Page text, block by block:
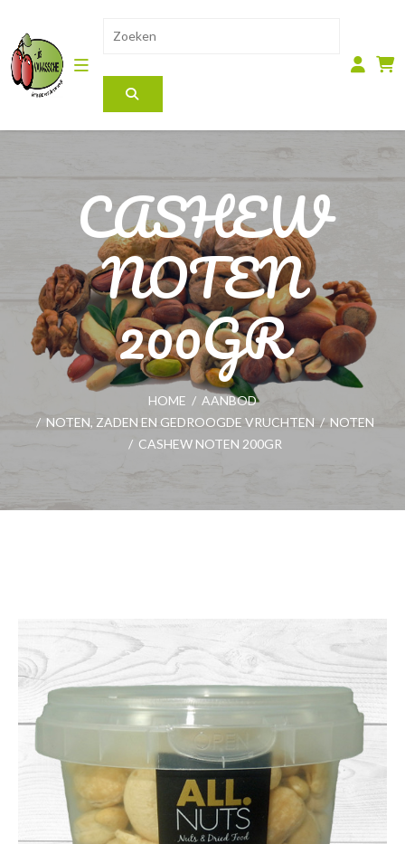
CASHEW
NOTEN
200GR
HOME / AANBOD
/ NOTEN, ZADEN EN GEDROOGDE VRUCHTEN / NOTEN
/ CASHEW NOTEN 200GR